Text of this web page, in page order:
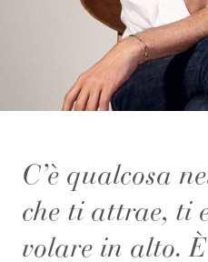
C’è qualcosa
che ti attrae, ti
volare in alto.